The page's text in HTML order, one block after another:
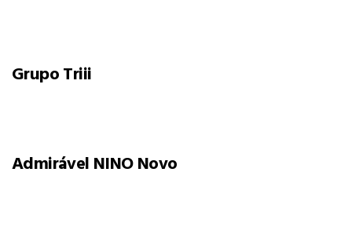
Grupo Triii
Admirável NINO Novo